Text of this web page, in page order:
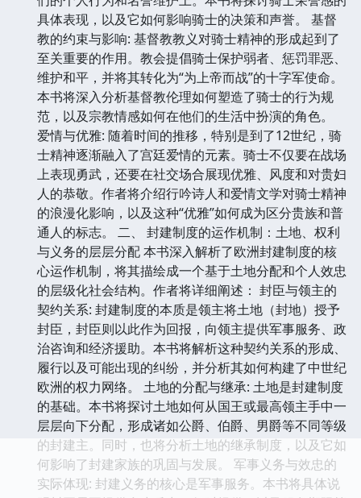
具体表现，以及它如何影响骑士的决策和声誉。 基督
教的约束与影响: 基督教教义对骑士精神的形成起到了
至关重要的作用。教会提倡骑士保护弱者、惩罚罪恶、
维护和平，并将其转化为“为上帝而战”的十字军使命。
本书将深入分析基督教伦理如何塑造了骑士的行为规
范，以及宗教情感如何在他们的生活中扮演的角色。
爱情与优雅: 随着时间的推移，特别是到了12世纪，骑
士精神逐渐融入了宫廷爱情的元素。骑士不仅要在战场
上表现勇武，还要在社交场合展现优雅、风度和对贵妇
人的恭敬。作者将介绍行吟诗人和爱情文学对骑士精神
的浪漫化影响，以及这种“优雅”如何成为区分贵族和普
通人的标志。 二、 封建制度的运作机制：土地、权利
与义务的层层分配 本书深入解析了欧洲封建制度的核
心运作机制，将其描绘成一个基于土地分配和个人效忠
的层级化社会结构。作者将详细阐述： 封臣与领主的
契约关系: 封建制度的本质是领主将土地（封地）授予
封臣，封臣则以此作为回报，向领主提供军事服务、政
治咨询和经济援助。本书将解析这种契约关系的形成、
履行以及可能出现的纠纷，并分析其如何构建了中世纪
欧洲的权力网络。 土地的分配与继承: 土地是封建制度
的基础。本书将探讨土地如何从国王或最高领主手中一
层层向下分配，形成诸如公爵、伯爵、男爵等不同等级
的封建主。同时，也将分析土地的继承制度，以及它如
何影响了封建家族的巩固与发展。 军事义务与效忠的
实际体现: 封建义务的核心是军事服务。本书将具体说